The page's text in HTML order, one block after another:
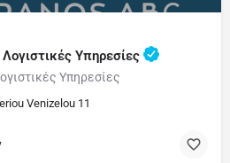
Υπηρεσίες
Υπηρεσίες
Venizelou 11